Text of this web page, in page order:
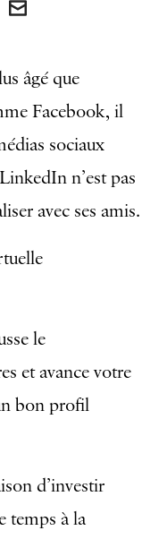
âgé que
Facebook, il
sociaux
n’est pas
avec ses amis.
le
et avance votre
bon profil
d’investir
temps à la